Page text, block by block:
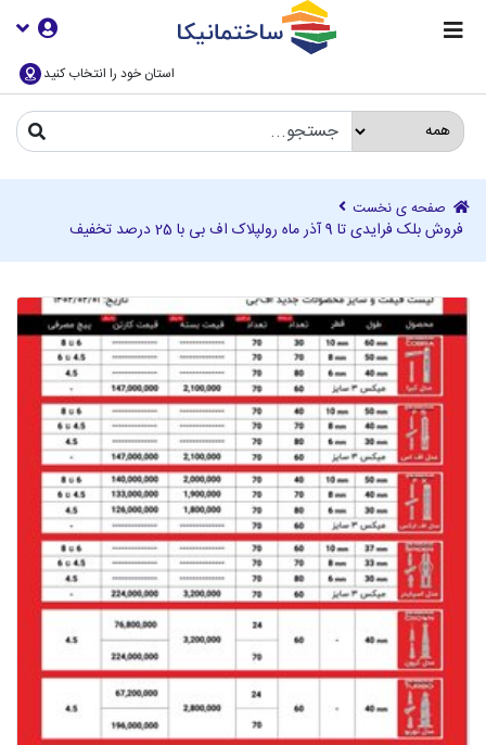
استان خود را انتخاب کنید
صفحه ی نخست
فروش بلک فرایدی تا 9 آذر ماه رولپلاک اف بی با 25 درصد تخفیف